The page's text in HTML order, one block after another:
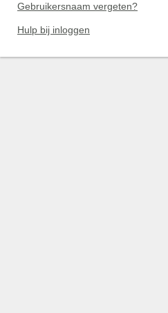
Gebruikersnaam vergeten?
Hulp bij inloggen